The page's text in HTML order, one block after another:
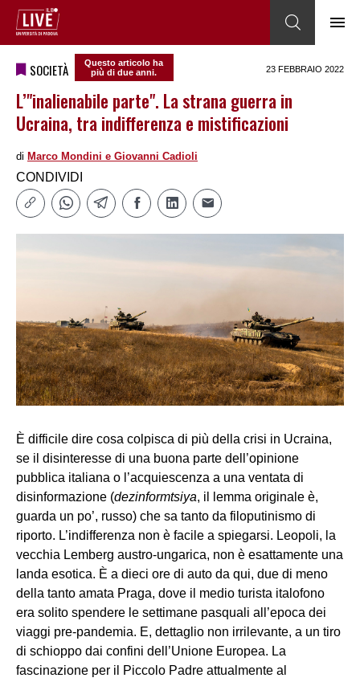
SOCIETÀ
Questo articolo ha
più di due anni.
23 FEBBRAIO 2022
L’"inalienabile parte". La strana guerra in
Ucraina, tra indifferenza e mistificazioni
di Marco Mondini e Giovanni Cadioli
CONDIVIDI
È difficile dire cosa colpisca di più della crisi in Ucraina,
se il disinteresse di una buona parte dell’opinione
pubblica italiana o l’acquiescenza a una ventata di
disinformazione (dezinformtsiya, il lemma originale è,
guarda un po’, russo) che sa tanto da filoputinismo di
riporto. L’indifferenza non è facile a spiegarsi. Leopoli, la
vecchia Lemberg austro-ungarica, non è esattamente una
landa esotica. È a dieci ore di auto da qui, due di meno
della tanto amata Praga, dove il medio turista italofono
era solito spendere le settimane pasquali all’epoca dei
viaggi pre-pandemia. E, dettaglio non irrilevante, a un tiro
di schioppo dai confini dell’Unione Europea. La
fascinazione per il Piccolo Padre attualmente al